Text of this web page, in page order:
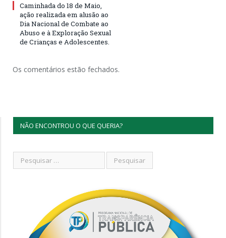
Caminhada do 18 de Maio,
ação realizada em alusão ao
Dia Nacional de Combate ao
Abuso e à Exploração Sexual
de Crianças e Adolescentes.
Os comentários estão fechados.
NÃO ENCONTROU O QUE QUERIA?